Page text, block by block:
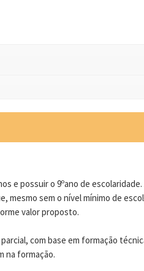
e possuir o 9ºano de
mesmo sem o nível mínimo de
valor proposto.
com base em formação
na formação.